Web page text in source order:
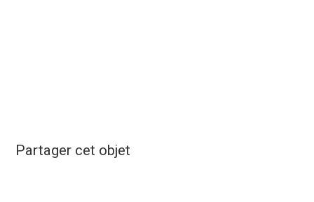
Partager cet objet